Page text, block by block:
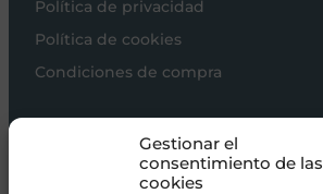
Gestionar el
consentimiento de las
cookies
Política de privacidad
Política de cookies
Condiciones de compra
Carros de bebé
Sillas de paseo